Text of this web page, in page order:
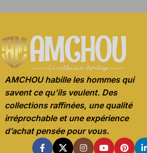
AMCHOU habille les hommes qui
savent ce qu’ils veulent. Des
collections raffinées, une qualité
irréprochable et une expérience
d’achat pensée pour vous.